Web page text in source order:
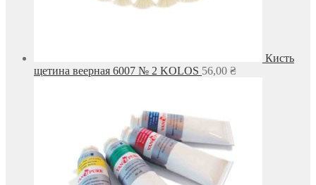
Кисть
щетина веерная 6007 № 2 KOLOS 56,00 ₴